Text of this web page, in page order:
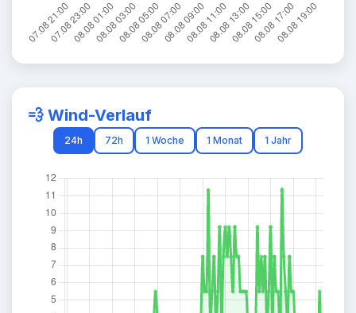
💨 Wind-Verlauf
24h 72h 1 Woche 1 Monat 1 Jahr